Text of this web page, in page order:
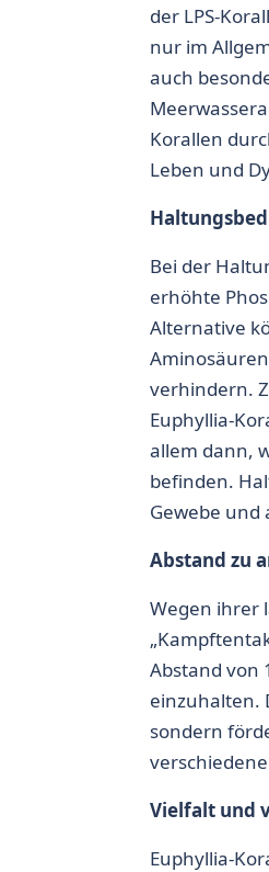
der LPS-
nur im
auch
Korallen
Leben und
Bei der
erhöhte
Alternative
verhindern.
Euphyllia-
allem dann,
befinden.
Gewebe und
Abstand zu
Wegen ihrer
Abstand von
einzuhalten.
sondern
Vielfalt und
Euphyllia-